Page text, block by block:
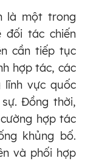
là một trong
đối tác chiến
cần tiếp tục
hợp tác, các
vực quốc
Đồng thời,
hợp tác
khủng bố.
và phối hợp